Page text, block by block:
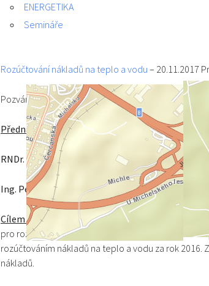
ENERGETIKA
Semináře
Rozúčtování nákladů na teplo a vodu – 20.11.2017
Pozvánku na tento seminář s programem si
Přednáší:
RNDr. Ing. Jaromír POHANKA– Odborný poradce
Ing. Petr HOLYSZEWSKI –T echnický specialista
Cílem semináře
jsou informace o aktuálních
pro rozúčtování nákladů na teplo a vodu.
rozúčtováním nákladů na teplo a vodu za rok
nákladů.